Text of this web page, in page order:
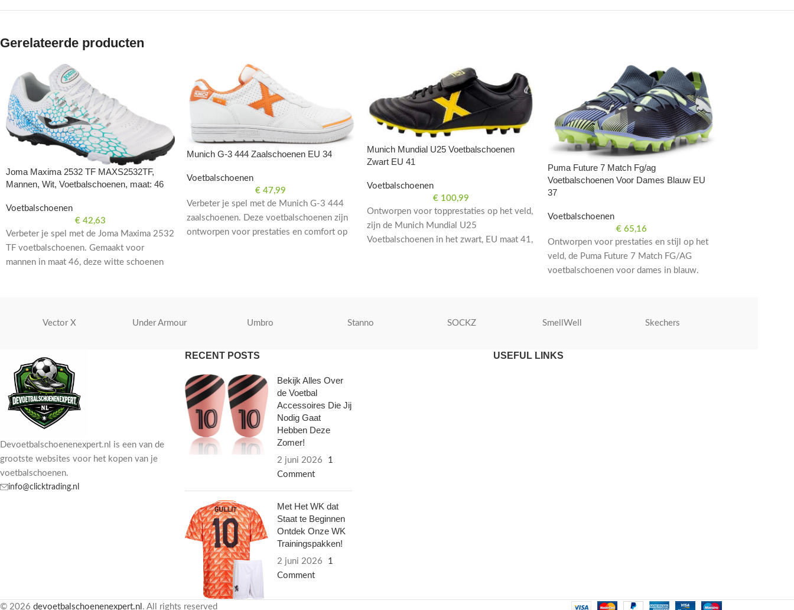
Gerelateerde producten
Joma Maxima 2532 TF MAXS2532TF,
Mannen, Wit, Voetbalschoenen, maat: 46
Voetbalschoenen
€42,63
Verbeter je spel met de Joma Maxima 2532
TF voetbalschoenen. Gemaakt voor
mannen in maat 46, deze witte schoenen
Munich G-3 444 Zaalschoenen EU 34
Voetbalschoenen
€ 47,99
Verbeter je spel met de Munich G-3 444
zaalschoenen. Deze voetbalschoenen zijn
ontworpen voor prestaties en comfort op
Munich Mundial U25 Voetbalschoenen
Zwart EU 41
Voetbalschoenen
€ 100,99
Ontworpen voor topprestaties op het veld,
zijn de Munich Mundial U25
Voetbalschoenen in het zwart, EU maat 41,
Puma Future 7 Match Fg/ag
Voetbalschoenen Voor Dames Blauw EU
37
Voetbalschoenen
€ 65,16
Ontworpen voor prestaties en stijl op het
veld, de Puma Future 7 Match FG/AG
voetbalschoenen voor dames in blauw.
Vector X Under Armour Umbro Stanno SOCKZ SmellWell Skechers
Devoetbalschoenenexpert.nl is een van de
grootste websites voor het kopen van je
voetbalschoenen.
info@clicktrading.nl
RECENT POSTS
Bekijk Alles Over
de Voetbal
Accessoires Die Jij
Nodig Gaat
Hebben Deze
Zomer!
2 juni 2026
1
Comment
Met Het WK dat
Staat te Beginnen
Ontdek Onze WK
Trainingspakken!
2 juni 2026
1
Comment
USEFUL LINKS
© 2026 devoetbalschoenenexpert.nl . All rights reserved